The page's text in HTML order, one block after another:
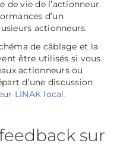
de vie de l’actionneur.
d’un
actionneurs.
de câblage et la
être utilisés si vous
actionneurs ou
d’une discussion
LINAK local.
sur